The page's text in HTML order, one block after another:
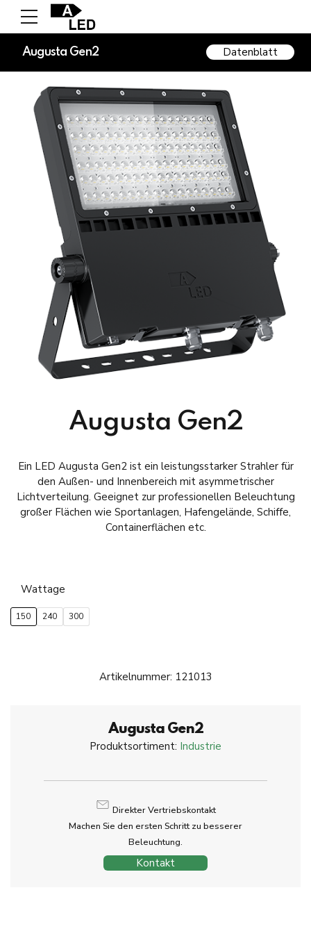
Augusta Gen2 Datenblatt
Augusta Gen2
Ein LED Augusta Gen2 ist ein leistungsstarker Strahler für
den Außen- und Innenbereich mit asymmetrischer
Lichtverteilung. Geeignet zur professionellen Beleuchtung
großer Flächen wie Sportanlagen, Hafengelände, Schiffe,
Containerflächen etc.
Wattage
150 240 300
Artikelnummer: 121013
Augusta Gen2
Produktsortiment: Industrie
Direkter Vertriebskontakt
Machen Sie den ersten Schritt zu besserer
Beleuchtung.
Kontakt